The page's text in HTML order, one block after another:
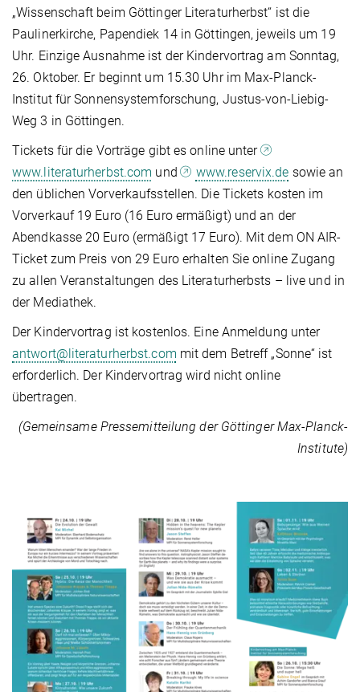
„Wissenschaft beim Göttinger Literaturherbst“ ist die
Paulinerkirche, Papendiek 14 in Göttingen, jeweils um 19
Uhr. Einzige Ausnahme ist der Kindervortrag am Sonntag,
26. Oktober. Er beginnt um 15.30 Uhr im Max-Planck-
Institut für Sonnensystemforschung, Justus-von-Liebig-
Weg 3 in Göttingen.
Tickets für die Vorträge gibt es online unter
www.literaturherbst.com und www.reservix.de sowie an
den üblichen Vorverkaufsstellen. Die Tickets kosten im
Vorverkauf 19 Euro (16 Euro ermäßigt) und an der
Abendkasse 20 Euro (ermäßigt 17 Euro). Mit dem ON AIR-
Ticket zum Preis von 29 Euro erhalten Sie online Zugang
zu allen Veranstaltungen des Literaturherbsts – live und in
der Mediathek.
Der Kindervortrag ist kostenlos. Eine Anmeldung unter
antwort@literaturherbst.com mit dem Betreff „Sonne“ ist
erforderlich. Der Kindervortrag wird nicht online
übertragen.
(Gemeinsame Pressemitteilung der Göttinger Max-Planck-
Institute)